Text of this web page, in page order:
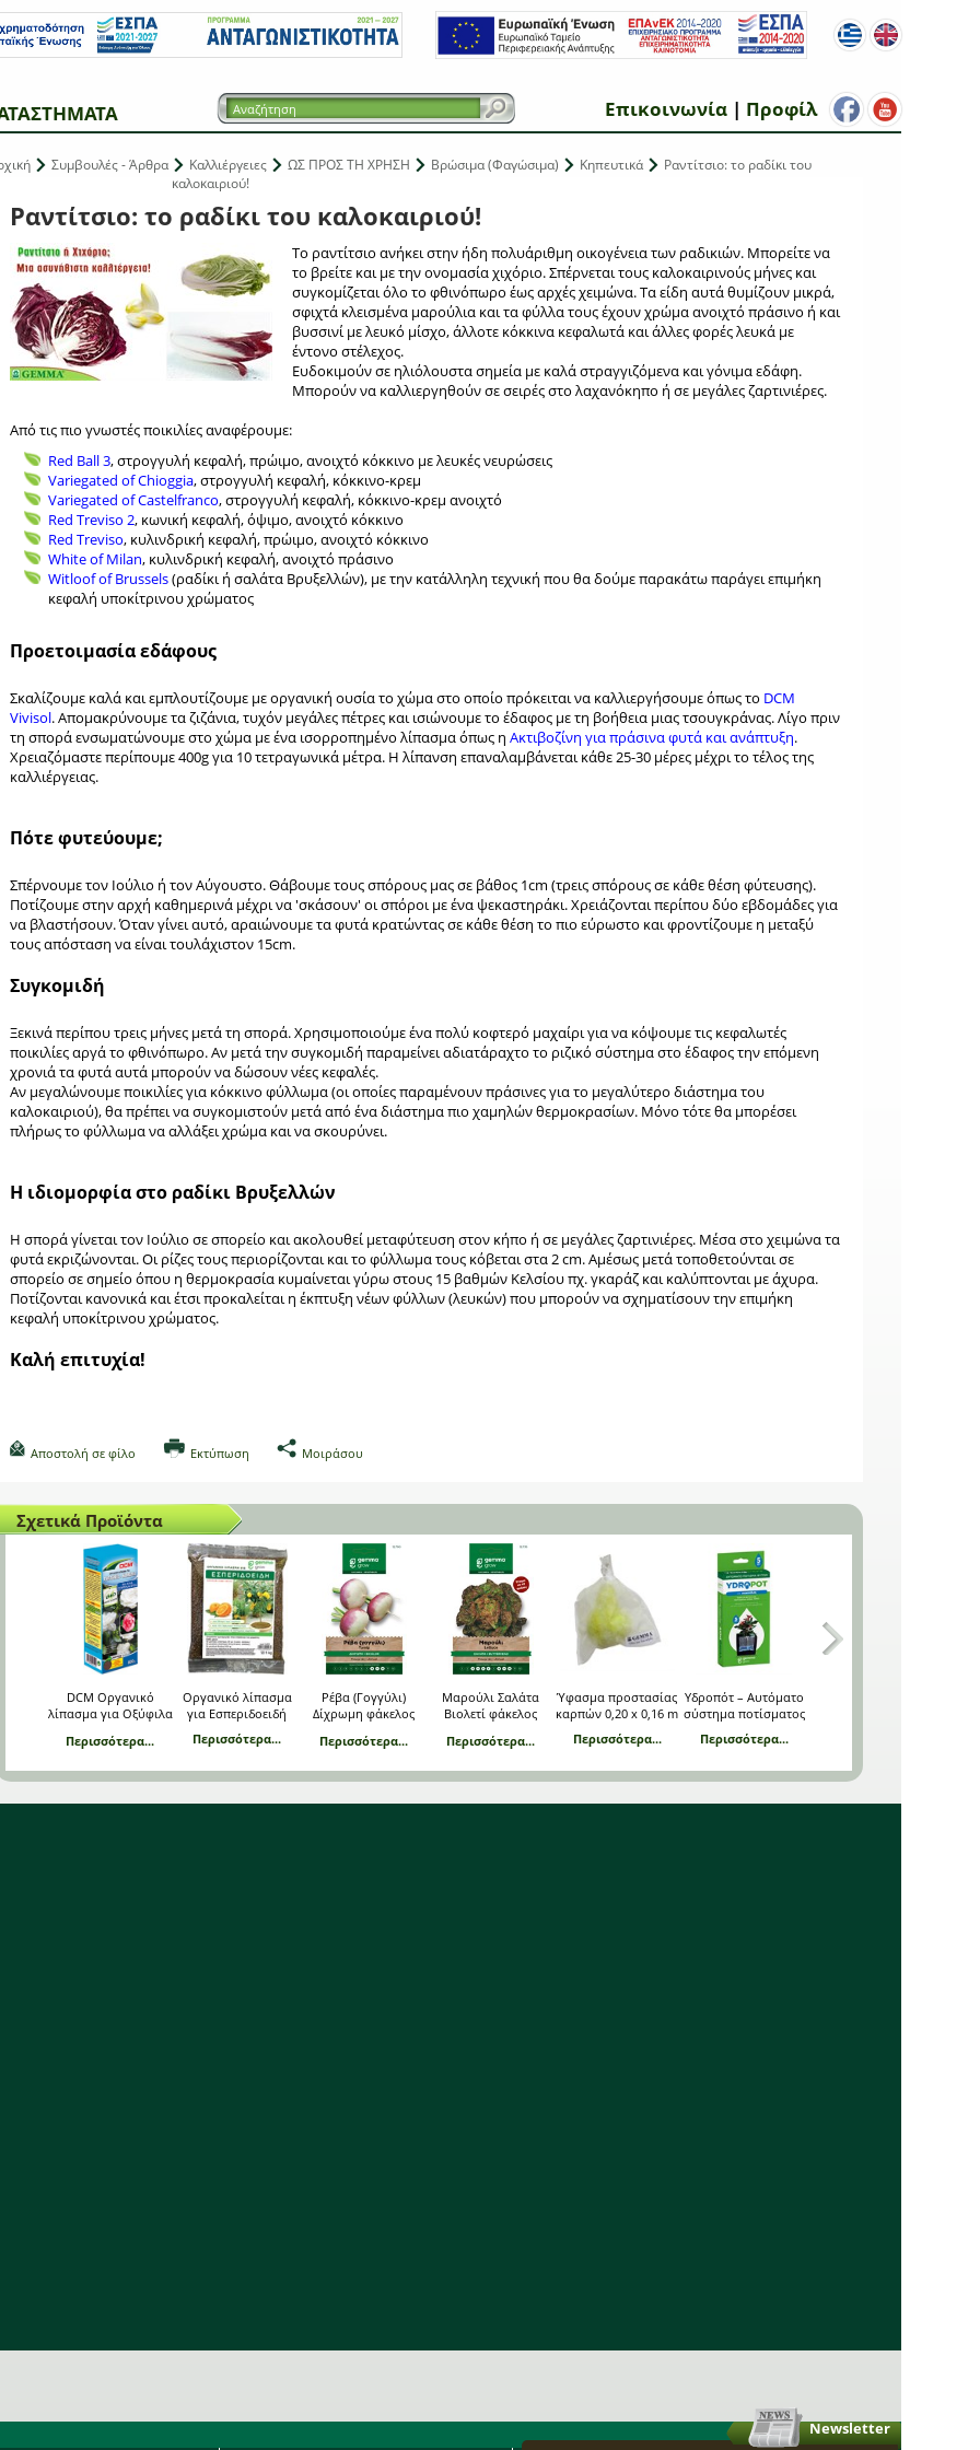
Επικοινωνία | Προφίλ
Συμβουλές - Άρθρα Καλλιέργειες ΩΣ ΠΡΟΣ ΤΗ ΧΡΗΣΗ Βρώσιμα (Φαγώσιμα) Κηπευτικά
Ραντίτσιο: το ραδίκι του
καλοκαιριού!
Ραντίτσιο: το ραδίκι του καλοκαιριού!
To ραντίτσιο ανήκει στην ήδη πολυάριθμη οικογένεια των ραδικιών. Μπορείτε να
το βρείτε και με την ονομασία χιχόριο. Σπέρνεται τους καλοκαιρινούς μήνες και
συγκομίζεται όλο το φθινόπωρο έως αρχές χειμώνα. Τα είδη αυτά θυμίζουν μικρά,
σφιχτά κλεισμένα μαρούλια και τα φύλλα τους έχουν χρώμα ανοιχτό πράσινο ή και
βυσσινί με λευκό μίσχο, άλλοτε κόκκινα κεφαλωτά και άλλες φορές λευκά με
έντονο στέλεχος.
Ευδοκιμούν σε ηλιόλουστα σημεία με καλά στραγγιζόμενα και γόνιμα εδάφη.
Μπορούν να καλλιεργηθούν σε σειρές στο λαχανόκηπο ή σε μεγάλες ζαρτινιέρες.
Από τις πιο γνωστές ποικιλίες αναφέρουμε:
Red Ball 3, στρογγυλή κεφαλή, πρώιμο, ανοιχτό κόκκινο με λευκές νευρώσεις
Variegated of Chioggia, στρογγυλή κεφαλή, κόκκινο-κρεμ
Variegated of Castelfranco, στρογγυλή κεφαλή, κόκκινο-κρεμ ανοιχτό
Red Treviso 2, κωνική κεφαλή, όψιμο, ανοιχτό κόκκινο
Red Treviso, κυλινδρική κεφαλή, πρώιμο, ανοιχτό κόκκινο
White of Milan, κυλινδρική κεφαλή, ανοιχτό πράσινο
Witloof of Brussels(ραδίκι ή σαλάτα Βρυξελλών), με την κατάλληλη τεχνική που θα δούμε παρακάτω παράγει επιμήκη
κεφαλή υποκίτρινου χρώματος
Προετοιμασία εδάφους
Σκαλίζουμε καλά και εμπλουτίζουμε με οργανική ουσία το χώμα στο οποίο πρόκειται να καλλιεργήσουμε όπως το DCM
Vivisol. Aπομακρύνουμε τα ζιζάνια, τυχόν μεγάλες πέτρες και ισιώνουμε το έδαφος με τη βοήθεια μιας τσουγκράνας. Λίγο πριν
τη σπορά ενσωματώνουμε στο χώμα με ένα ισορροπημένο λίπασμα όπως η Ακτιβοζίνη για πράσινα φυτά και ανάπτυξη.
Χρειαζόμαστε περίπουμε 400g για 10 τετραγωνικά μέτρα. Η λίπανση επαναλαμβάνεται κάθε 25-30 μέρες μέχρι το τέλος της
καλλιέργειας.
Πότε φυτεύουμε;
Σπέρνουμε τον Ιούλιο ή τον Αύγουστο. Θάβουμε τους σπόρους μας σε βάθος 1cm (τρεις σπόρους σε κάθε θέση φύτευσης).
Ποτίζουμε στην αρχή καθημερινά μέχρι να 'σκάσουν' οι σπόροι με ένα ψεκαστηράκι. Χρειάζονται περίπου δύο εβδομάδες για
να βλαστήσουν. Όταν γίνει αυτό, αραιώνουμε τα φυτά κρατώντας σε κάθε θέση το πιο εύρωστο και φροντίζουμε η μεταξύ
τους απόσταση να είναι τουλάχιστον 15cm.
Συγκομιδή
Ξεκινά περίπου τρεις μήνες μετά τη σπορά. Χρησιμοποιούμε ένα πολύ κοφτερό μαχαίρι για να κόψουμε τις κεφαλωτές
ποικιλίες αργά το φθινόπωρο. Αν μετά την συγκομιδή παραμείνει αδιατάραχτο το ριζικό σύστημα στο έδαφος την επόμενη
χρονιά τα φυτά αυτά μπορούν να δώσουν νέες κεφαλές.
Αν μεγαλώνουμε ποικιλίες για κόκκινο φύλλωμα (οι οποίες παραμένουν πράσινες για το μεγαλύτερο διάστημα του
καλοκαιριού), θα πρέπει να συγκομιστούν μετά από ένα διάστημα πιο χαμηλών θερμοκρασίων. Μόνο τότε θα μπορέσει
πλήρως το φύλλωμα να αλλάξει χρώμα και να σκουρύνει.
Η ιδιομορφία στο ραδίκι Βρυξελλών
Η σπορά γίνεται τον Ιούλιο σε σπορείο και ακολουθεί μεταφύτευση στον κήπο ή σε μεγάλες ζαρτινιέρες. Μέσα στο χειμώνα τα
φυτά εκριζώνονται. Οι ρίζες τους περιορίζονται και το φύλλωμα τους κόβεται στα 2 cm. Aμέσως μετά τοποθετούνται σε
σπορείο σε σημείο όπου η θερμοκρασία κυμαίνεται γύρω στους 15 βαθμών Κελσίου πχ. γκαράζ και καλύπτονται με άχυρα.
Ποτίζονται κανονικά και έτσι προκαλείται η έκπτυξη νέων φύλλων (λευκών) που μπορούν να σχηματίσουν την επιμήκη
κεφαλή υποκίτρινου χρώματος.
Καλή επιτυχία!
Αποστολή σε φίλο Εκτύπωση Μοιράσου
Σχετικά Προϊόντα
DCM Οργανικό
λίπασμα για Οξύφιλα
Περισσότερα...
Οργανικό λίπασμα
για Εσπεριδοειδή
Περισσότερα...
Ρέβα (Γογγύλι)
Δίχρωμη φάκελος
Περισσότερα...
Μαρούλι Σαλάτα
Βιολετί φάκελος
Περισσότερα...
Ύφασμα προστασίας
καρπών 0,20 x 0,16 m
Περισσότερα...
Υδροπότ – Αυτόματο
σύστημα ποτίσματος
Περισσότερα...
Newsletter